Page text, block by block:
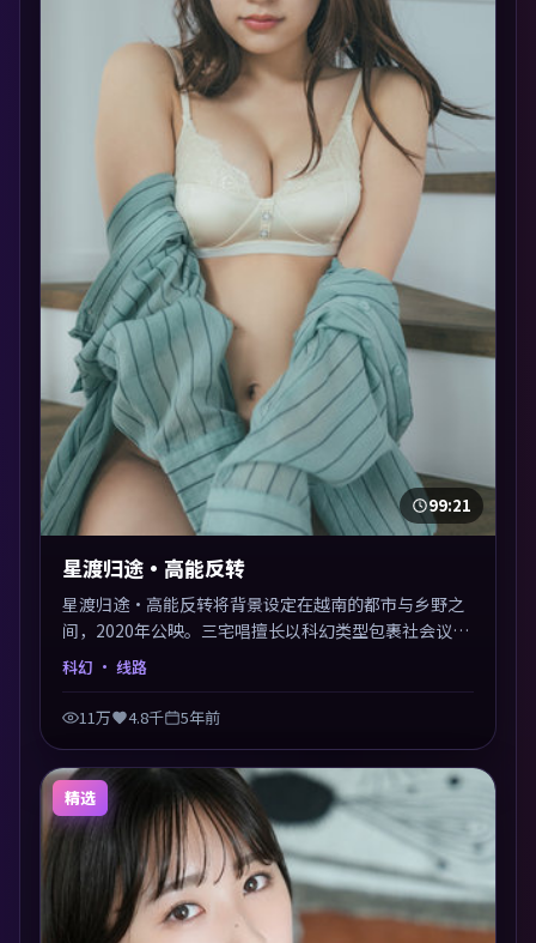
99:21
星渡归途·高能反转
星渡归途·高能反转将背景设定在越南的都市与乡野之
间，2020年公映。三宅唱擅长以科幻类型包裹社会议
题，节奏张弛有度，留白处耐人寻味。剪辑利落，悬念
科幻 · 线路
11万 4.8千 5年前
精选